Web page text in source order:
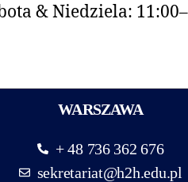
& Niedziela:
WARSZAWA
+ 48 736 362 676
sekretariat@h2h.edu.pl